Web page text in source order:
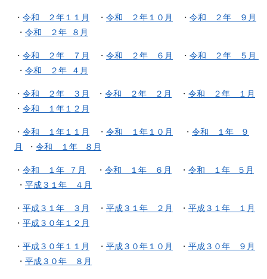
・ 令和 ２年１１月 ・ 令和 ２年１０月 ・ 令和 ２年 ９月
・ 令和 ２年 ８月
・ 令和 ２年 ７月 ・ 令和 ２年 ６月 ・ 令和 ２年 ５月
・ 令和 ２年 ４月
・ 令和 ２年 ３月 ・ 令和 ２年 ２月 ・ 令和 ２年 １月
・ 令和 １年１２月
・ 令和 １年１１月 ・ 令和 １年１０月 ・ 令和 １年 ９
月
・ 令和 １年 ８月
・ 令和 １年 ７月 ・ 令和 １年 ６月 ・ 令和 １年 ５月
・ 平成３１年 ４月
・ 平成３１年 ３月 ・ 平成３１年 ２月 ・ 平成３１年 １月
・ 平成３０年１２月
・ 平成３０年１１月 ・ 平成３０年１０月 ・ 平成３０年 ９月
・ 平成３０年 ８月